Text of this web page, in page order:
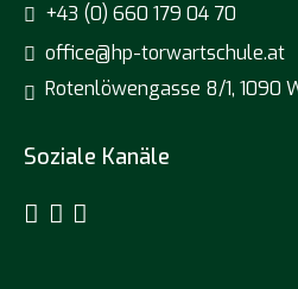
+43 (0) 660 179 04 70
office@hp-torwartschule.at
Rotenlöwengasse 8/1, 1090
Soziale Kanäle